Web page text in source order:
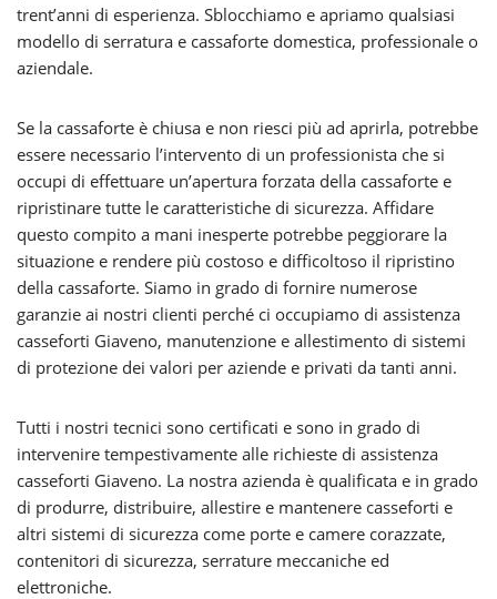
trent’anni di esperienza. Sblocchiamo e apriamo qualsiasi
modello di serratura e cassaforte domestica, professionale o
aziendale.
Se la cassaforte è chiusa e non riesci più ad aprirla, potrebbe
essere necessario l’intervento di un professionista che si
occupi di effettuare un’apertura forzata della cassaforte e
ripristinare tutte le caratteristiche di sicurezza. Affidare
questo compito a mani inesperte potrebbe peggiorare la
situazione e rendere più costoso e difficoltoso il ripristino
della cassaforte. Siamo in grado di fornire numerose
garanzie ai nostri clienti perché ci occupiamo di assistenza
casseforti Giaveno, manutenzione e allestimento di sistemi
di protezione dei valori per aziende e privati da tanti anni.
Tutti i nostri tecnici sono certificati e sono in grado di
intervenire tempestivamente alle richieste di assistenza
casseforti Giaveno. La nostra azienda è qualificata e in grado
di produrre, distribuire, allestire e mantenere casseforti e
altri sistemi di sicurezza come porte e camere corazzate,
contenitori di sicurezza, serrature meccaniche ed
elettroniche.